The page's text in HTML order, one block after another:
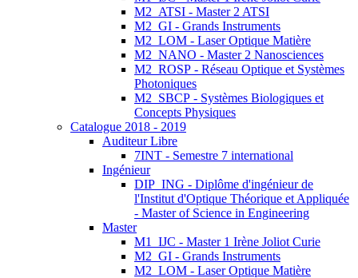
M2_ATSI - Master 2 ATSI
M2_GI - Grands Instruments
M2_LOM - Laser Optique Matière
M2_NANO - Master 2 Nanosciences
M2_ROSP - Réseau Optique et Systèmes
Photoniques
M2_SBCP - Systèmes Biologiques et
Concepts Physiques
Catalogue 2018 - 2019
Auditeur Libre
7INT - Semestre 7 international
Ingénieur
DIP_ING - Diplôme d'ingénieur de
l'Institut d'Optique Théorique et Appliquée
- Master of Science in Engineering
Master
M1_IJC - Master 1 Irène Joliot Curie
M2_GI - Grands Instruments
M2_LOM - Laser Optique Matière